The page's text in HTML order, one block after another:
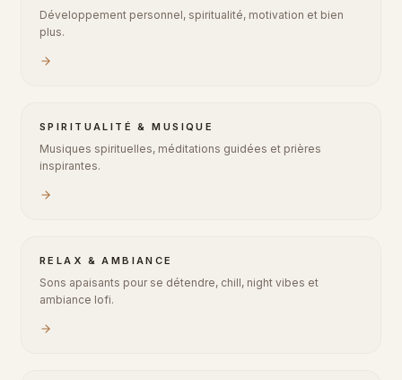
Développement personnel, spiritualité, motivation et bien
plus.
SPIRITUALITÉ & MUSIQUE
Musiques spirituelles, méditations guidées et prières
inspirantes.
RELAX & AMBIANCE
Sons apaisants pour se détendre, chill, night vibes et
ambiance lofi.